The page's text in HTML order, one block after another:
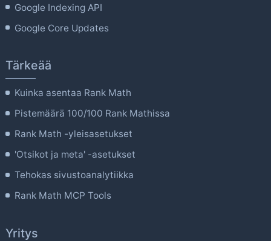
Google Indexing API
Google Core Updates
Tärkeää
Kuinka asentaa Rank Math
Pistemäärä 100/100 Rank Mathissa
Rank Math -yleisasetukset
'Otsikot ja meta' -asetukset
Tehokas sivustoanalytiikka
Rank Math MCP Tools
Yritys